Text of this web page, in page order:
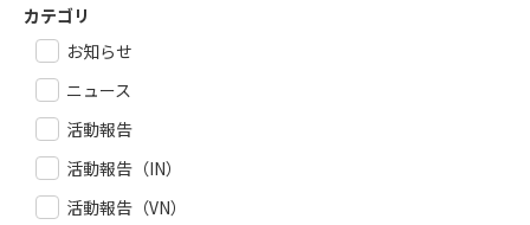
カテゴリ
お知らせ
ニュース
活動報告
活動報告（IN）
活動報告（VN）